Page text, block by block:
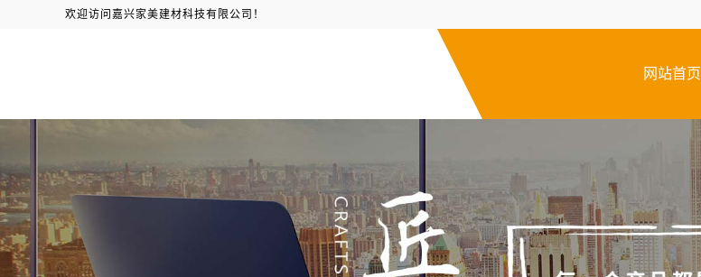
欢迎访问嘉兴家美建材科技有限公司！
网站首页